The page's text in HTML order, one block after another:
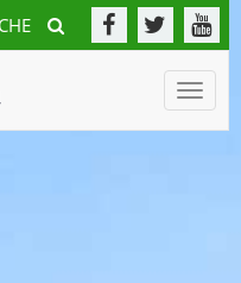
Toggle